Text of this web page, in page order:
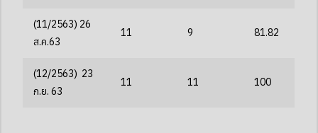
(11/2563) 26
ส.ค.63
11 9 81.82
(12/2563) 23
ก.ย. 63
11 11 100